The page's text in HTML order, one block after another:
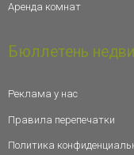
Аренда комнат
Бюллетень
Реклама у нас
Правила перепечатки
Политика